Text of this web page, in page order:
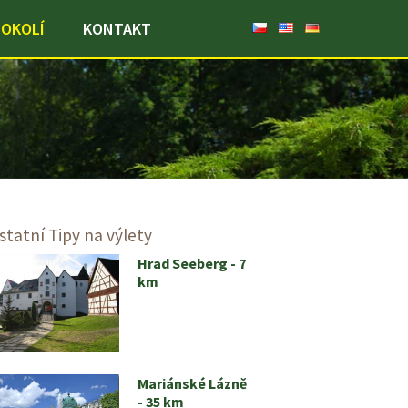
OKOLÍ KONTAKT
Tipy na výlety
Hrad Seeberg - 7
km
Mariánské Lázně
- 35 km